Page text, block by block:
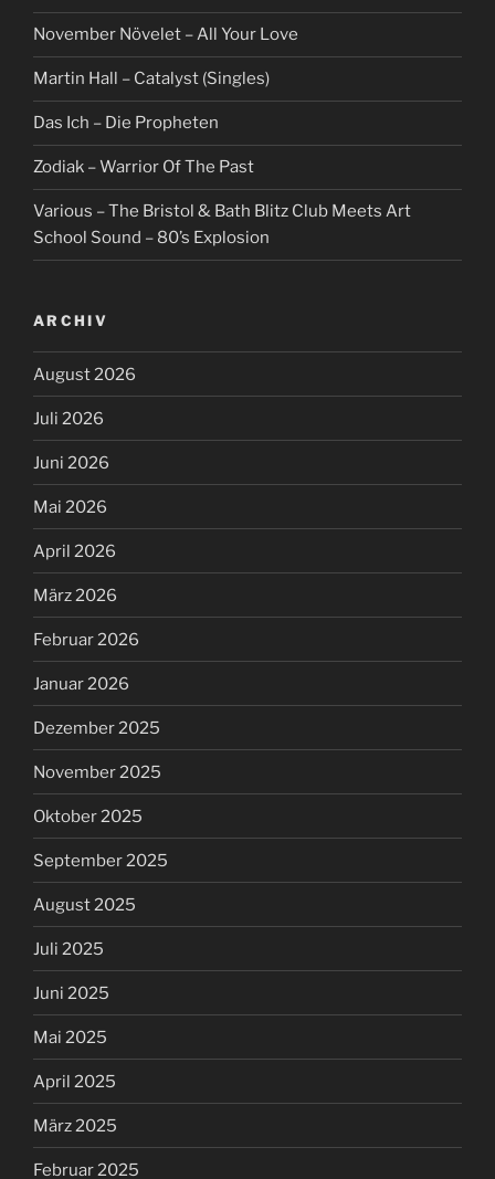
November Növelet – All Your Love
Martin Hall – Catalyst (Singles)
Das Ich – Die Propheten
Zodiak – Warrior Of The Past
Various – The Bristol & Bath Blitz Club Meets Art
School Sound – 80’s Explosion
ARCHIV
August 2026
Juli 2026
Juni 2026
Mai 2026
April 2026
März 2026
Februar 2026
Januar 2026
Dezember 2025
November 2025
Oktober 2025
September 2025
August 2025
Juli 2025
Juni 2025
Mai 2025
April 2025
März 2025
Februar 2025